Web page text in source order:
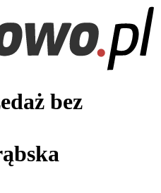
bez